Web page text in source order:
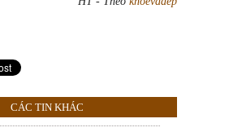
CÁC TIN KHÁC